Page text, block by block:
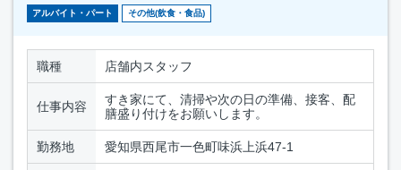
アルバイト・パート その他(飲食・食品)
職種 店舗内スタッフ
仕事内容
すき家にて、清掃や次の日の準備、接客、配
膳盛り付けをお願いします。
勤務地 愛知県西尾市一色町味浜上浜47-1